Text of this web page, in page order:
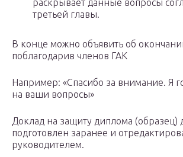
раскрывает данные вопросы
третьей главы.
В конце можно объявить об
поблагодарив членов ГАК
Например: «Спасибо за внимание. Я
на ваши вопросы»
Доклад на защиту диплома (образец)
подготовлен заранее и
руководителем.